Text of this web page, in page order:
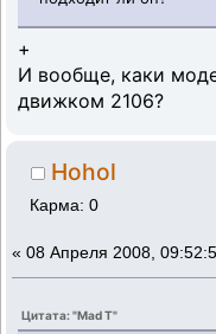
+
И вообще, каки
движком 2106?
Hohol
Карма: 0
« 08 Апреля 2008,
Цитата: "Mad T"